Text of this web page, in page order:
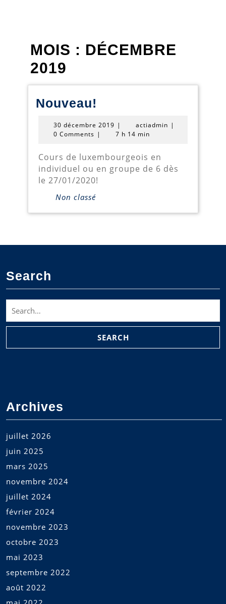
MOIS : DÉCEMBRE
2019
Nouveau!
30 décembre 2019 30
décembre
| actiadmin actiadmin
|
0 Comments | 7 h 14 min
Cours de luxembourgeois en
individuel ou en groupe de 6 dès
le 27/01/2020!
Non classé
Search
for:
Archives
juillet 2026
juin 2025
mars 2025
novembre 2024
juillet 2024
février 2024
novembre 2023
octobre 2023
mai 2023
septembre 2022
août 2022